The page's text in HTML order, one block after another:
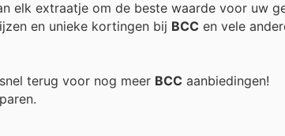
elk extraatje om de beste waarde voor uw
en unieke kortingen bij BCC en vele
terug voor nog meer BCC aanbiedingen!